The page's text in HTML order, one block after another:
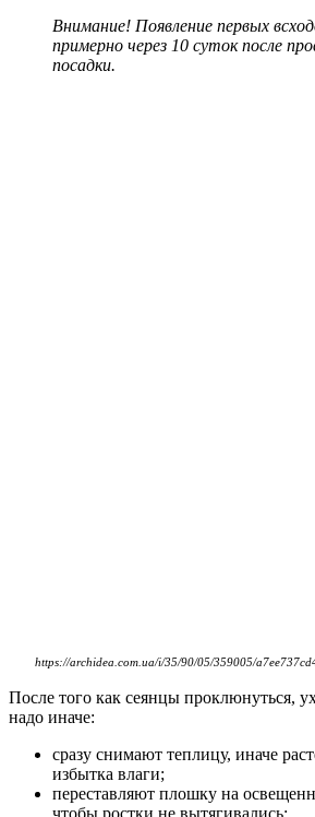
Внимание! Появление первых
примерно через 10 суток после
посадки.
https://archidea.com.ua/i/35/90/05/359005/
После того как сеянцы проклюнуться,
надо иначе:
сразу снимают теплицу, иначе
избытка влаги;
переставляют плошку на